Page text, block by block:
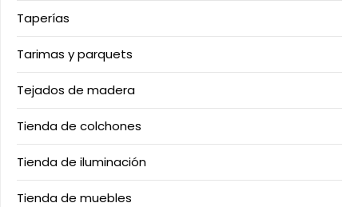
Taperías
Tarimas y parquets
Tejados de madera
Tienda de colchones
Tienda de iluminación
Tienda de muebles